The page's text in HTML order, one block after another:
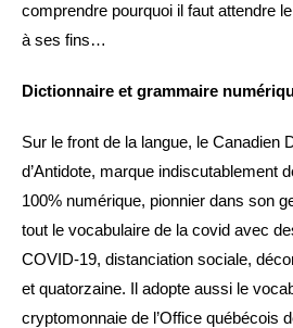
comprendre pourquoi il faut attendre
à ses fins…
Dictionnaire et grammaire
Sur le front de la langue, le Canadien
d’Antidote, marque indiscutablement
100% numérique, pionnier dans son
tout le vocabulaire de la covid avec
COVID-19, distanciation sociale,
et quatorzaine. Il adopte aussi le
cryptomonnaie de l’Office québécois